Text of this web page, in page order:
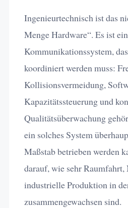
Ingenieurtechnisch ist das
Menge Hardware“. Es ist
Kommunikationssystem,
koordiniert werden muss:
Kollisionsvermeidung,
Kapazitätssteuerung und
Qualitätsüberwachung
ein solches System
Maßstab betrieben werden
darauf, wie sehr
industrielle Produktion in
zusammengewachsen sind.